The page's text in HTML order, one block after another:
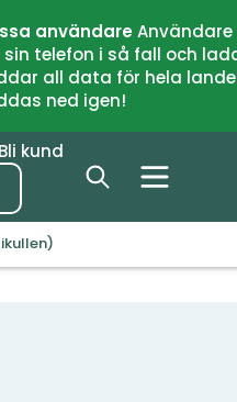
användare
telefon i så fall och
all data för hela
ned igen!
Bli kund